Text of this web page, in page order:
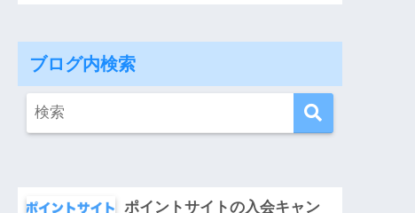
ブログ内検索
ポイントサイトの入会キャン